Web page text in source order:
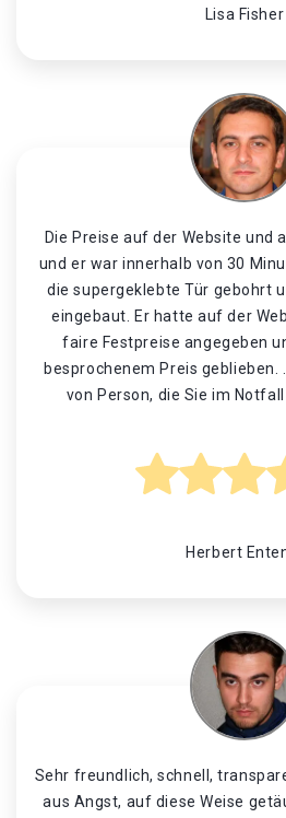
Lisa Fisher
Die Preise auf der Website und
und er war innerhalb von 30
die supergeklebte Tür gebohrt
eingebaut. Er hatte auf der
faire Festpreise angegeben
besprochenem Preis geblieben.
von Person, die Sie im
Herbert
Sehr freundlich, schnell,
aus Angst, auf diese Weise